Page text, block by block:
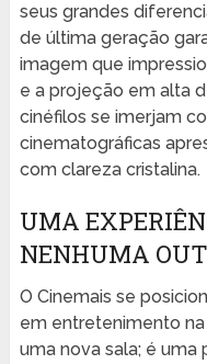
seus grandes
de última geração
imagem que
e a projeção em alta
cinéfilos se imerjam
cinematográficas
com clareza cristalina.
UMA
NENHUMA
O Cinemais se
em entretenimento na
uma nova sala; é